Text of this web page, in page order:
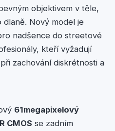
objektivem v těle,
dlaně. Nový model je
nadšence do streetové
kteří vyžadují
zachování diskrétnosti a
61megapixelový
CMOS se zadním